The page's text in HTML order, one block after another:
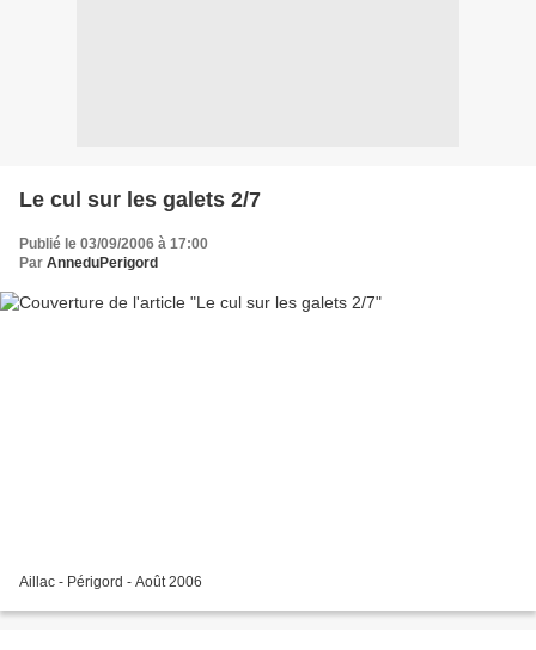
Le cul sur les galets 2/7
Publié le 03/09/2006 à 17:00
Par AnneduPerigord
Aillac - Périgord - Août 2006